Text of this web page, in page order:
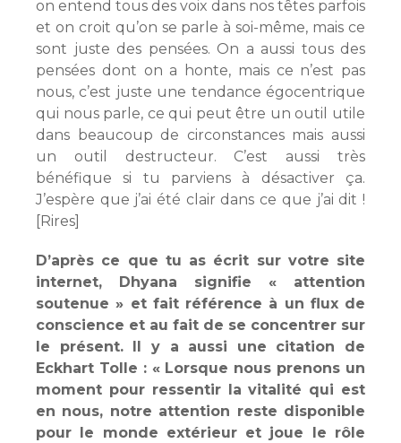
on entend tous des voix dans nos têtes parfois
et on croit qu’on se parle à soi-même, mais ce
sont juste des pensées. On a aussi tous des
pensées dont on a honte, mais ce n’est pas
nous, c’est juste une tendance égocentrique
qui nous parle, ce qui peut être un outil utile
dans beaucoup de circonstances mais aussi
un outil destructeur. C’est aussi très
bénéfique si tu parviens à désactiver ça.
J’espère que j’ai été clair dans ce que j’ai dit !
[Rires]
D’après ce que tu as écrit sur votre site
internet, Dhyana signifie « attention
soutenue » et fait référence à un flux de
conscience et au fait de se concentrer sur
le présent. Il y a aussi une citation de
Eckhart Tolle : « Lorsque nous prenons un
moment pour ressentir la vitalité qui est
en nous, notre attention reste disponible
pour le monde extérieur et joue le rôle